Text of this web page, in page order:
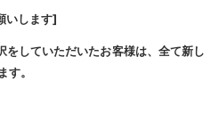
いします]
していただいたお客様は、全て新し
す。